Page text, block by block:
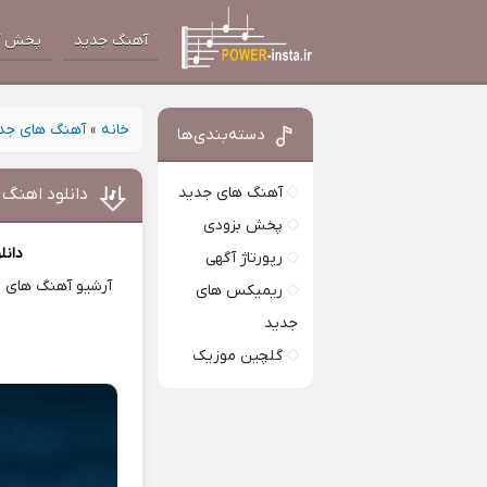
آهنگ جدید پخش
خانه »آهنگ های
دانلود
آرشیو آهنگ های
دسته‌بندی‌ها
آهنگ های جدید
پخش بزودی
رپورتاژ آگهی
ریمیکس های
جدید
گلچین موزیک